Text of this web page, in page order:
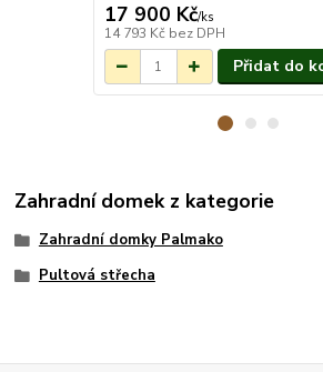
17 900 Kč/ks
14 793 Kč bez DPH
Přidat do
Zahradní domek z kategorie
Zahradní domky Palmako
Pultová střecha